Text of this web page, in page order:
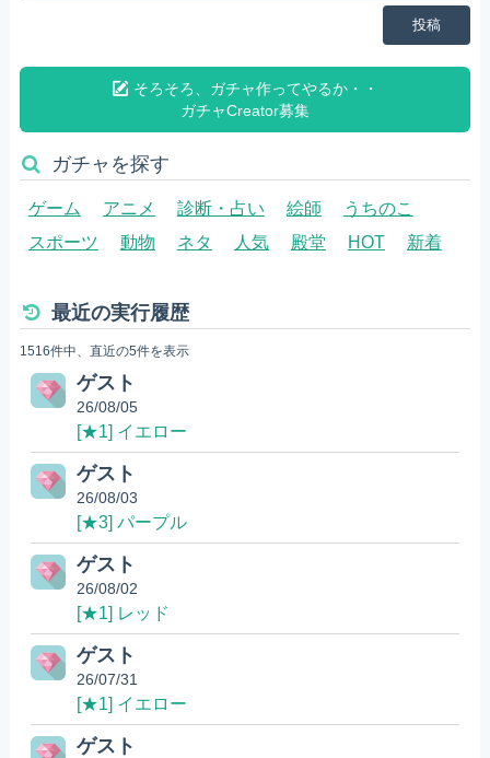
投稿
そろそろ、ガチャ作ってやるか・・
ガチャCreator募集
ガチャを探す
ゲーム アニメ 診断・占い 絵師
うちのこ
スポーツ
動物 ネタ 人気 殿堂 HOT 新着
最近の実行履歴
1516件中、直近の5件を表示
ゲスト
26/08/05
[★1] イエロー
ゲスト
26/08/03
[★3] パープル
ゲスト
26/08/02
[★1] レッド
ゲスト
26/07/31
[★1] イエロー
ゲスト